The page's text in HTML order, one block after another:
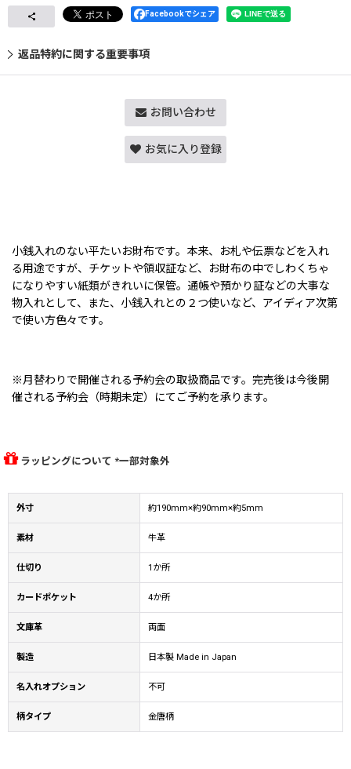
Facebookでシェア
返品特約に関する重要事項
お問い合わせ
お気に入り登録
小銭入れのない平たいお財布です。本来、お札や伝票などを入れ
る用途ですが、チケットや領収証など、お財布の中でしわくちゃ
になりやすい紙類がきれいに保管。通帳や預かり証などの大事な
物入れとして、また、小銭入れとの２つ使いなど、アイディア次第
で使い方色々です。
※月替わりで開催される予約会の取扱商品です。完売後は今後開
催される予約会（時期未定）にてご予約を承ります。
ラッピングについて *一部対象外
外寸 約190mm×約90mm×約5mm
素材 牛革
仕切り 1か所
カードポケット 4か所
文庫革 両面
製造 日本製 Made in Japan
名入れオプション 不可
柄タイプ 金唐柄